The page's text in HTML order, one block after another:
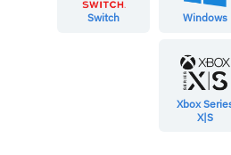
Switch Windows
Xbox
X|S